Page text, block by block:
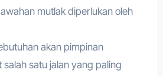
mutlak diperlukan oleh
akan pimpinan
satu jalan yang paling